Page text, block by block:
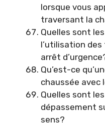
lorsque vous
traversant la
Quelles sont
l’utilisation des
arrêt
Qu’est-ce
chaussée avec
Quelles sont
dépassement
sens?